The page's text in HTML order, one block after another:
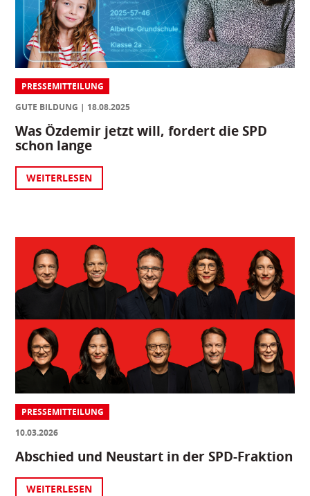
PRESSEMITTEILUNG
GUTE BILDUNG
18.08.2025
Was Özdemir jetzt will, fordert die SPD
schon lange
WEITERLESEN
PRESSEMITTEILUNG
10.03.2026
Abschied und Neustart in der SPD-Fraktion
WEITERLESEN